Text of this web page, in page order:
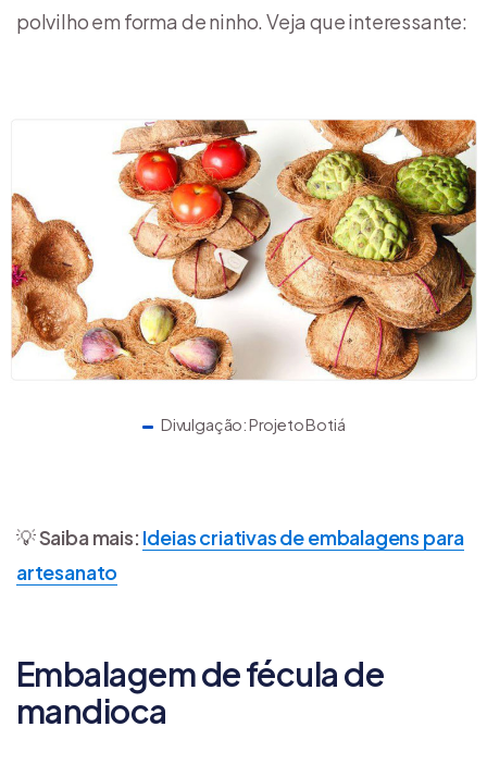
polvilho em forma de ninho. Veja que interessante:
Divulgação: Projeto Botiá
💡Saiba mais: Ideias criativas de embalagens para
artesanato
Embalagem de fécula de
mandioca